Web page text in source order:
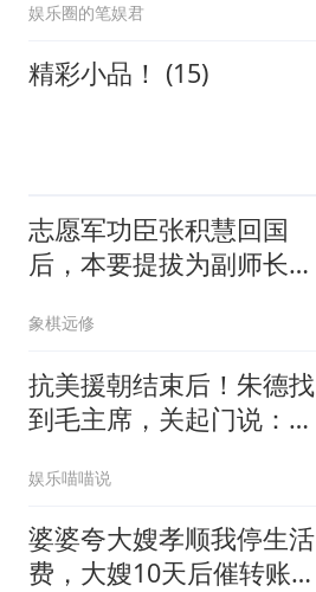
娱乐圈的笔娱君
精彩小品！ (15)
志愿军功臣张积慧回国
后，本要提拔为副师长，
象棋远修
抗美援朝结束后！朱德找
到毛主席，关起门说：我
娱乐喵喵说
婆婆夸大嫂孝顺我停生活
费，大嫂10天后催转账，